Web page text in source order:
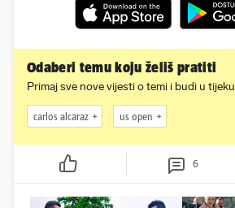
Odaberi temu koju želiš pratiti
Primaj sve nove vijesti o temi i budi u tijeku
carlos alcaraz us open
6